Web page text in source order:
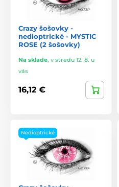
Crazy šošovky -
nedioptrické - MYSTIC
ROSE (2 šošovky)
Na sklade, v stredu 12. 8. u
vás
16,12 €
Nedioptrické